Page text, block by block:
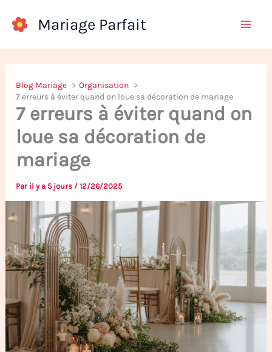
Mariage Parfait
Blog Mariage
Organisation
7 erreurs à éviter quand on loue sa décoration de mariage
7 erreurs à éviter quand on
loue sa décoration de
mariage
Par il y a 5 jours /12/26/2025